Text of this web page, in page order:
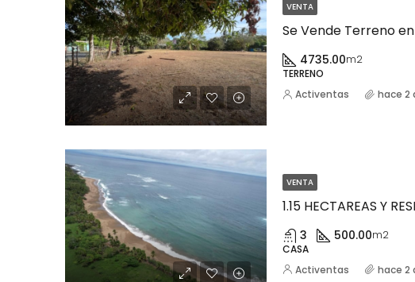
VENTA
Se Vende Terreno
4735.00m2
TERRENO
Activentas hace 2
VENTA
3 500.00m2
CASA
Activentas hace 2